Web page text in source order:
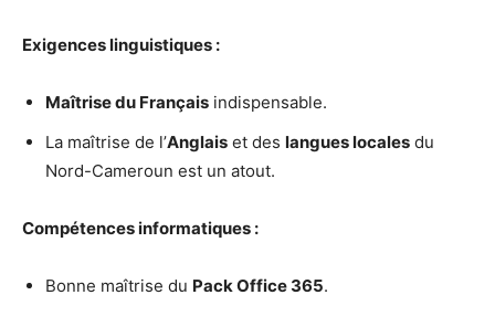
Exigences linguistiques :
Maîtrise du Français indispensable.
La maîtrise de l’Anglais et des langues locales du
Nord-Cameroun est un atout.
Compétences informatiques :
Bonne maîtrise du Pack Office 365.